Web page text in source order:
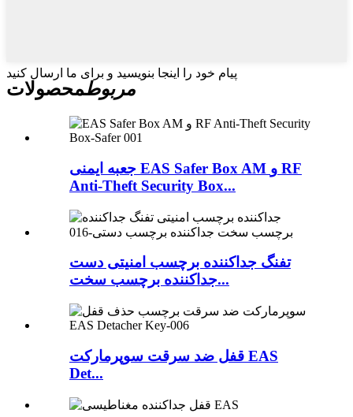
پیام خود را اینجا بنویسید و برای ما ارسال کنید
مربوطمحصولات
جعبه ایمنی EAS Safer Box AM و RF
Anti-Theft Security Box...
تفنگ جداکننده برچسب امنیتی دست
جداکننده برچسب سخت...
قفل ضد سرقت سوپرمارکت EAS
Det...